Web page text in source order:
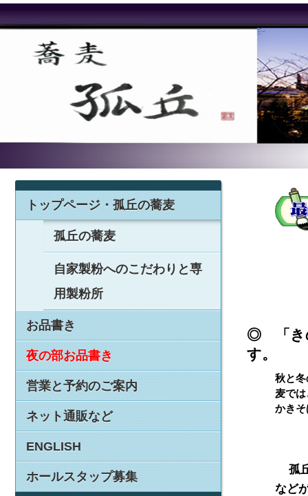
孤
など
秋と
麦で
かき
◎ 「き
す。
トップページ・孤丘の蕎麦
孤丘の蕎麦
自家製粉へのこだわりと専
用製粉所
お品書き
夜の部お品書き
営業と予約のご案内
ネット通販など
ENGLISH
ホールスタップ募集